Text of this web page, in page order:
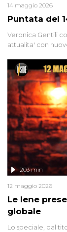
Puntata del
14 maggio 2026
Veronica Gentili
attualita' con
Le Iene
globale
203 min
12 maggio 2026
Lo speciale, dal